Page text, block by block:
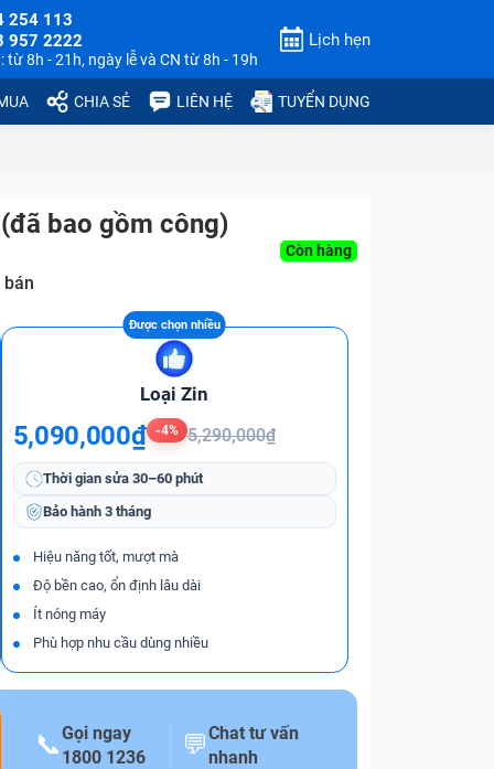
254 113
957 2222
từ 8h - 21h, ngày lễ và CN từ 8h - 19h
Lịch hẹn
CHIA SẺ LIÊN HỆ TUYỂN DỤNG
bao gồm công)
Còn hàng
Loại Zin
5,090,000₫ -4% 5,290,000₫
Thời gian sửa 30–60 phút
Bảo hành 3 tháng
Hiệu năng tốt, mượt mà
Độ bền cao, ổn định lâu dài
Ít nóng máy
Phù hợp nhu cầu dùng nhiều
📞Gọi ngay
1800 1236
💬Chat tư vấn
nhanh